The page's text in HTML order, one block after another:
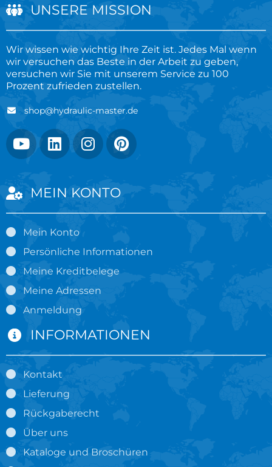
UNSERE MISSION
Wir wissen wie wichtig Ihre Zeit ist. Jedes Mal wenn
wir versuchen das Beste in der Arbeit zu geben,
versuchen wir Sie mit unserem Service zu 100
Prozent zufrieden zustellen.
shop@hydraulic-master.de
MEIN KONTO
Mein Konto
Persönliche Informationen
Meine Kreditbelege
Meine Adressen
Anmeldung
INFORMATIONEN
Kontakt
Lieferung
Rückgaberecht
Über uns
Kataloge und Broschüren